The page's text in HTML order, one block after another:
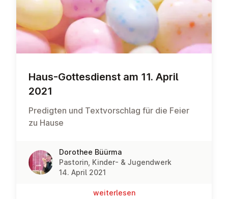
Haus-Got­tes­dienst am 11. April
2021
Predigten und Textvorschlag für die Feier
zu Hause
Dorothee Büürma
Pastorin, Kinder- & Jugendwerk
14. April 2021
wei­ter­le­sen